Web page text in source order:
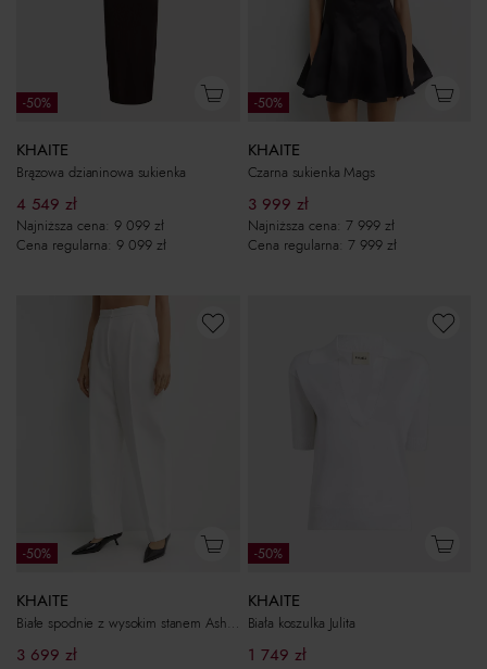
-50%
KHAITE
Brązowa dzianinowa sukienka
4 549 zł
Najniższa cena: 9 099 zł
Cena regularna: 9 099 zł
-50%
KHAITE
Czarna sukienka Mags
3 999 zł
Najniższa cena: 7 999 zł
Cena regularna: 7 999 zł
-50%
KHAITE
Białe spodnie z wysokim stanem Ashford
3 699 zł
-50%
KHAITE
Biała koszulka Julita
1 749 zł